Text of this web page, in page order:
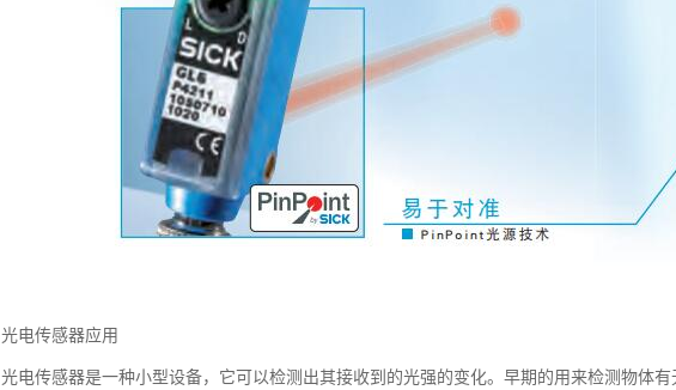
光电传感器应用
光电传感器是一种小型设备，它可以检测出其接收到的光强的变化。早期的用来检测物体